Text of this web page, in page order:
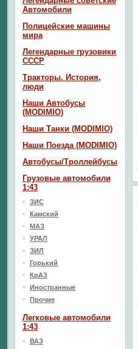
Автомобили
Полицейские машины
мира
Легендарные грузовики
СССР
Тракторы. История,
люди
Наши Автобусы
(MODIMIO)
Наши Танки (MODIMIO)
Наши Поезда (MODIMIO)
Автобусы/Троллейбусы
Грузовые автомобили
1:43
ЗИС
Камский
МАЗ
УРАЛ
ЗИЛ
Горький
КрАЗ
Иностранные
Прочие
Легковые автомобили
1:43
ВАЗ